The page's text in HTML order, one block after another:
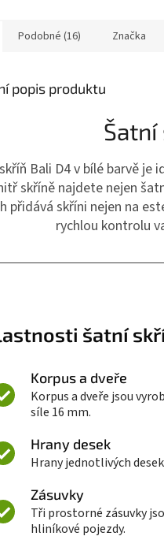
Podobné (16) Značka
popis produktu
Šatní
Bali D4 v bílé barvě
skříně najdete nejen
přidává skříni nejen na
rychlou kontrolu
šatní
Korpus a dveře
Korpus a dveře jsou
síle 16 mm.
Hrany desek
Hrany jednotlivých
Zásuvky
Tři prostorné zásuvky
hliníkové pojezdy.